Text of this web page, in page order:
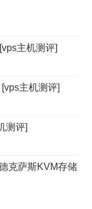
主机测评]
主机测评]
测评]
克萨斯KVM存储